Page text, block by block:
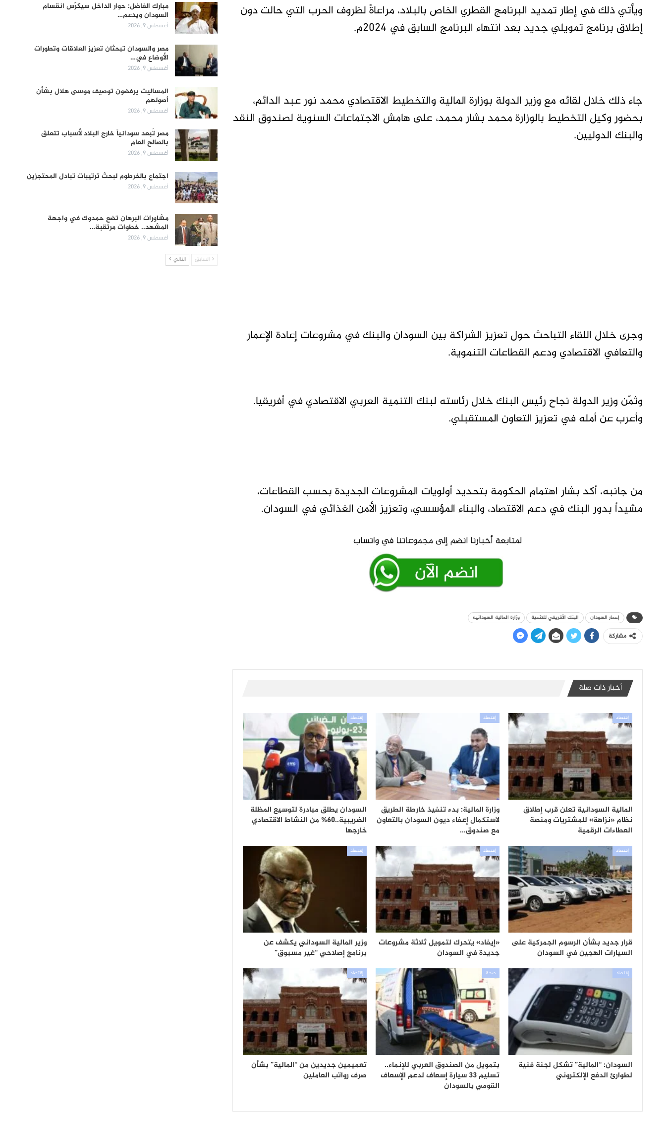
ويأتي ذلك في إطار تمديد البرنامج القطري الخاص بالبلاد، مراعاةً لظروف الحرب التي حالت دون
إطلاق برنامج تمويلي جديد بعد انتهاء البرنامج السابق في 2024م.
جاء ذلك خلال لقائه مع وزير الدولة بوزارة المالية والتخطيط الاقتصادي محمد نور عبد الدائم،
بحضور وكيل التخطيط بالوزارة محمد بشار محمد، على هامش الاجتماعات السنوية لصندوق النقد
والبنك الدوليين.
وجرى خلال اللقاء التباحث حول تعزيز الشراكة بين السودان والبنك في مشروعات إعادة الإعمار
والتعافي الاقتصادي ودعم القطاعات التنموية.
وثمّن وزير الدولة نجاح رئيس البنك خلال رئاسته لبنك التنمية العربي الاقتصادي في أفريقيا.
وأعرب عن أمله في تعزيز التعاون المستقبلي.
من جانبه، أكد بشار اهتمام الحكومة بتحديد أولويات المشروعات الجديدة بحسب القطاعات،
مشيداً بدور البنك في دعم الاقتصاد، والبناء المؤسسي، وتعزيز الأمن الغذائي في السودان.
إعمار السودان البنك الأفريقي للتنمية وزارة المالية السودانية
مشاركة
أخبار ذات صلة
إقتصاد
المالية السودانية تعلن قرب إطلاق
نظام «نزاهة» للمشتريات ومنصة
العطاءات الرقمية
إقتصاد
وزارة المالية: بدء تنفيذ خارطة الطريق
لاستكمال إعفاء ديون السودان بالتعاون
مع صندوق…
إقتصاد
السودان يطلق مبادرة لتوسيع المظلة
الضريبية..60% من النشاط الاقتصادي
خارجها
إقتصاد
قرار جديد بشأن الرسوم الجمركية على
السيارات الهجين في السودان
إقتصاد
«إيفاد» يتحرك لتمويل ثلاثة مشروعات
جديدة في السودان
إقتصاد
وزير المالية السوداني يكشف عن
برنامج إصلاحي “غير مسبوق”
إقتصاد
السودان: “المالية” تشكل لجنة فنية
لطوارئ الدفع الإلكتروني
صحة
بتمويل من الصندوق العربي للإنماء..
تسليم 33 سيارة إسعاف لدعم الإسعاف
القومي بالسودان
إقتصاد
تعميمين جديدين من “المالية” بشأن
صرف رواتب العاملين
مبارك الفاضل: حوار الداخل سيكرّس انقسام
السودان ويدعم…
أغسطس 9, 2026
مصر والسودان تبحثان تعزيز العلاقات وتطورات
الأوضاع في…
أغسطس 9, 2026
المساليت يرفضون توصيف موسى هلال بشأن
أصولهم
أغسطس 9, 2026
مصر تُبعد سودانياً خارج البلاد لأسباب تتعلق
بالصالح العام
أغسطس 9, 2026
اجتماع بالخرطوم لبحث ترتيبات تبادل المحتجزين
أغسطس 9, 2026
مشاورات البرهان تضع حمدوك في واجهة
المشهد.. خطوات مرتقبة…
أغسطس 9, 2026
السابق التالي